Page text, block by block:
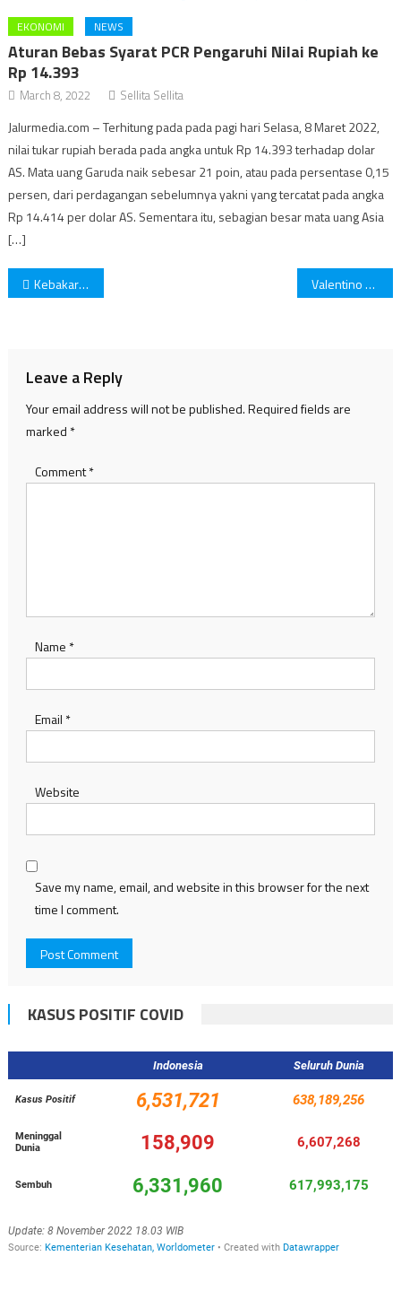
EKONOMI NEWS
Aturan Bebas Syarat PCR Pengaruhi Nilai Rupiah ke
Rp 14.393
March 8, 2022 Sellita Sellita
Jalurmedia.com – Terhitung pada pada pagi hari Selasa, 8 Maret 2022,
nilai tukar rupiah berada pada angka untuk Rp 14.393 terhadap dolar
AS. Mata uang Garuda naik sebesar 21 poin, atau pada persentase 0,15
persen, dari perdagangan sebelumnya yakni yang tercatat pada angka
Rp 14.414 per dolar AS. Sementara itu, sebagian besar mata uang Asia
[…]
Post
Kebakaran Tangki di Kilang Minyak Pertamina Cilacap Valentino Rossi Resmi Pensiun dari MotoGP
Leave a Reply
Your email address will not be published.Required fields are
marked *
Comment*
Name *
Email *
Website
Save my name, email, and website in this browser for the next
time I comment.
KASUS POSITIF COVID